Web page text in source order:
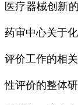
医疗器械创新
药审中心关于
评价工作的相
性评价的整体